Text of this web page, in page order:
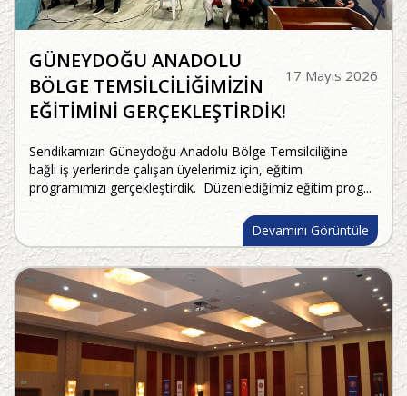
17 Mayıs 2026
GÜNEYDOĞU ANADOLU
BÖLGE TEMSİLCİLİĞİMİZİN
EĞİTİMİNİ GERÇEKLEŞTİRDİK!
Sendikamızın Güneydoğu Anadolu Bölge Temsilciliğine
bağlı iş yerlerinde çalışan üyelerimiz için, eğitim
programımızı gerçekleştirdik. Düzenlediğimiz eğitim prog...
Devamını Görüntüle